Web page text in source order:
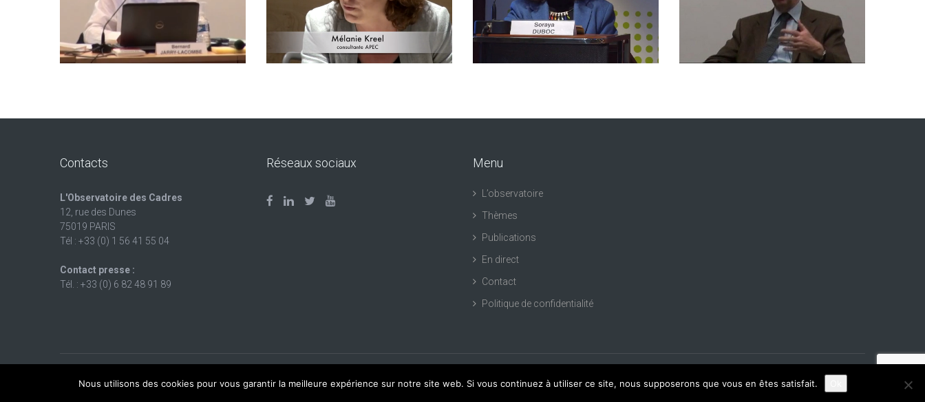
Contacts
L'Observatoire des Cadres
12, rue des Dunes
75019 PARIS
Tél : +33 (0) 1 56 41 55 04
Contact presse :
Tél. : +33 (0) 6 82 48 91 89
Réseaux sociaux Menu
L’observatoire
Thèmes
Publications
En direct
Contact
Politique de confidentialité
Création de site Internet : 93bis.com
Nous utilisons des cookies pour vous garantir la meilleure expérience sur notre site web. Si vous continuez à utiliser ce site, nous supposerons que vous en êtes satisfait.